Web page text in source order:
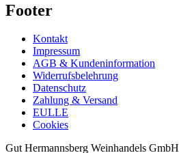
Footer
Kontakt
Impressum
AGB & Kundeninformation
Widerrufsbelehrung
Datenschutz
Zahlung & Versand
EULLE
Cookies
Gut Hermannsberg Weinhandels GmbH